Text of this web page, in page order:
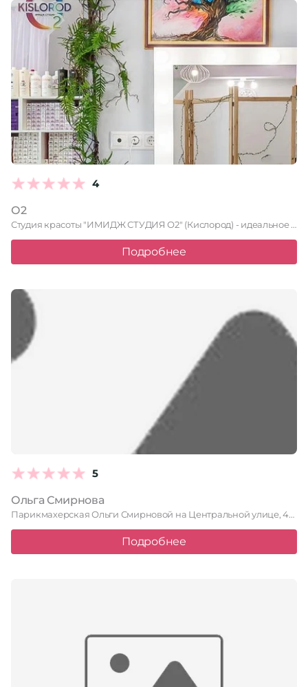
4
О2
Студия красоты "ИМИДЖ СТУДИЯ О2" (Кислород) - идеальное место для …
Подробнее
5
Ольга Смирнова
Парикмахерская Ольги Смирновой на Центральной улице, 48 предлагает широкий спектр …
Подробнее